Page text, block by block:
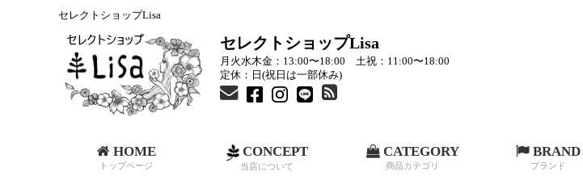
セレクトショップLisa
セレクトショップLisa
月火水木金：13:00〜18:00 土祝：11:00〜18:00
定休：日(祝日は一部休み)
HOME
トップページ
CONCEPT
当店について
CATEGORY
商品カテゴリ
BRAND
ブランド